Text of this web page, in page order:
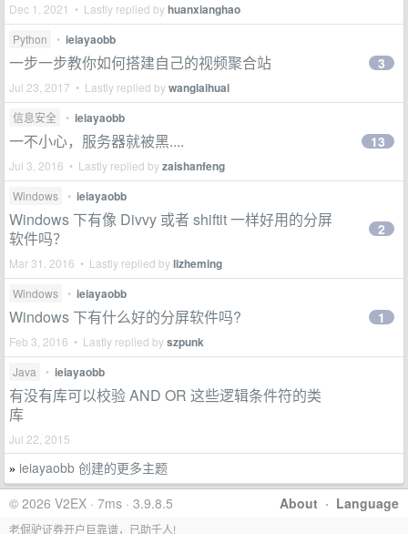
Dec 1, 2021 • Lastly replied byhuanxianghao
Python • ieiayaobb
一步一步教你如何搭建自己的视频聚合站
Jul 23, 2017 • Lastly replied bywanglaihuai
3
信息安全 • ieiayaobb
一不小心，服务器就被黑....
Jul 3, 2016 • Lastly replied byzaishanfeng
13
Windows • ieiayaobb
Windows 下有像 Divvy 或者 shiftit 一样好用的分屏
软件吗？
Mar 31, 2016 • Lastly replied bylizheming
2
Windows • ieiayaobb
Windows 下有什么好的分屏软件吗?
Feb 3, 2016 • Lastly replied byszpunk
1
Java • ieiayaobb
有没有库可以校验 AND OR 这些逻辑条件符的类
库
Jul 22, 2015
» ieiayaobb 创建的更多主题
About · Language
© 2026 V2EX · 7ms · 3.9.8.5
老倔驴证券开户巨靠谱，已助千人!